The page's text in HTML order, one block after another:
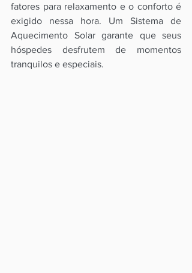
fatores para relaxamento e o conforto é
exigido nessa hora. Um Sistema de
Aquecimento Solar garante que seus
hóspedes desfrutem de momentos
tranquilos e especiais.